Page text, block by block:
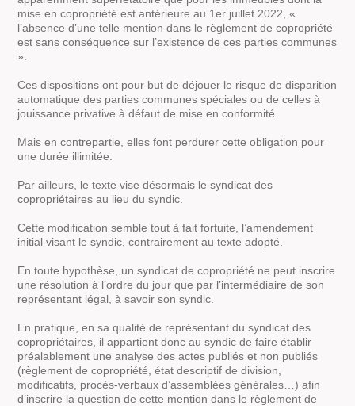
mise en copropriété est antérieure au 1er juillet 2022, «
l’absence d’une telle mention dans le règlement de copropriété
est sans conséquence sur l’existence de ces parties communes
».
Ces dispositions ont pour but de déjouer le risque de disparition
automatique des parties communes spéciales ou de celles à
jouissance privative à défaut de mise en conformité.
Mais en contrepartie, elles font perdurer cette obligation pour
une durée illimitée.
Par ailleurs, le texte vise désormais le syndicat des
copropriétaires au lieu du syndic.
Cette modification semble tout à fait fortuite, l’amendement
initial visant le syndic, contrairement au texte adopté.
En toute hypothèse, un syndicat de copropriété ne peut inscrire
une résolution à l’ordre du jour que par l’intermédiaire de son
représentant légal, à savoir son syndic.
En pratique, en sa qualité de représentant du syndicat des
copropriétaires, il appartient donc au syndic de faire établir
préalablement une analyse des actes publiés et non publiés
(règlement de copropriété, état descriptif de division,
modificatifs, procès-verbaux d’assemblées générales…) afin
d’inscrire la question de cette mention dans le règlement de